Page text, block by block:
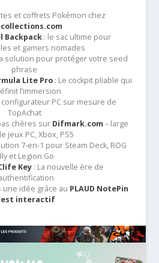
et coffrets Pokémon chez
Backpack : le sac ultime pour
et gamers nomades
solution pour protéger votre seed
phrase
Lite Pro: Le cockpit pliable qui
l’immersion
PC sur mesure de
TopAchat
chères sur Difmark.com – large
jeux PC, Xbox, PS5
7-en-1 pour Steam Deck, ROG
et Legion Go
Key : La nouvelle ère de
idée grâce au PLAUD NotePin
interactif